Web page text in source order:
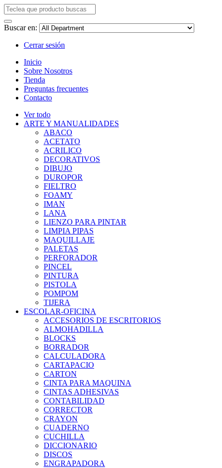
Buscar en:
Cerrar sesión
Inicio
Sobre Nosotros
Tienda
Preguntas frecuentes
Contacto
Ver todo
ARTE Y MANUALIDADES
ABACO
ACETATO
ACRILICO
DECORATIVOS
DIBUJO
DUROPOR
FIELTRO
FOAMY
IMAN
LANA
LIENZO PARA PINTAR
LIMPIA PIPAS
MAQUILLAJE
PALETAS
PERFORADOR
PINCEL
PINTURA
PISTOLA
POMPOM
TIJERA
ESCOLAR-OFICINA
ACCESORIOS DE ESCRITORIOS
ALMOHADILLA
BLOCKS
BORRADOR
CALCULADORA
CARTAPACIO
CARTON
CINTA PARA MAQUINA
CINTAS ADHESIVAS
CONTABILIDAD
CORRECTOR
CRAYON
CUADERNO
CUCHILLA
DICCIONARIO
DISCOS
ENGRAPADORA